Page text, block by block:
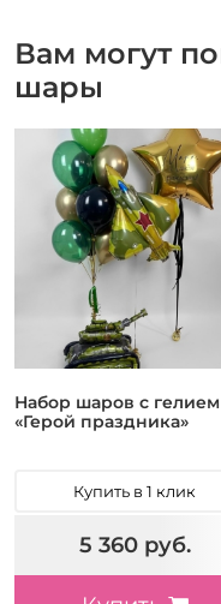
Вам могут
шары
Набор шаров с гелием
«Герой праздника»
Купить в 1 клик
5 360 руб.